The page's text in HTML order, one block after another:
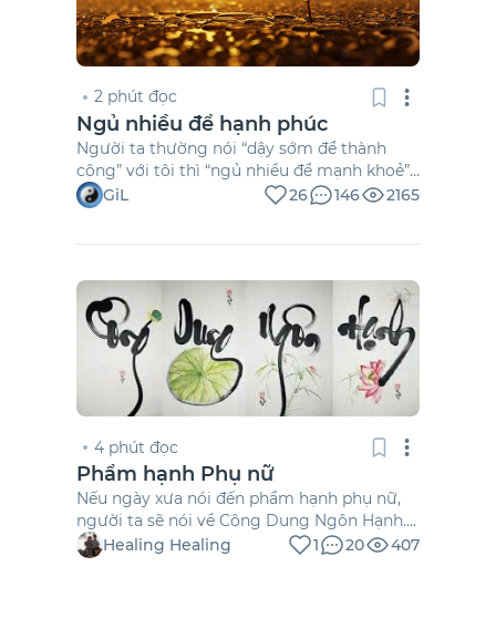
2 phút đọc
Ngủ nhiều để hạnh phúc
Người ta thường nói “dậy sớm để thành
công” với tôi thì “ngủ nhiều để mạnh khoẻ”
và có sức khoẻ chúng ta sẽ có tất cả
GiL 26 146 2165
4 phút đọc
Phẩm hạnh Phụ nữ
Nếu ngày xưa nói đến phẩm hạnh phụ nữ,
người ta sẽ nói về Công Dung Ngôn Hạnh.
Trong đó Công: nữ công, chăm chỉ làm việc,
Healing Healing 1 20 407